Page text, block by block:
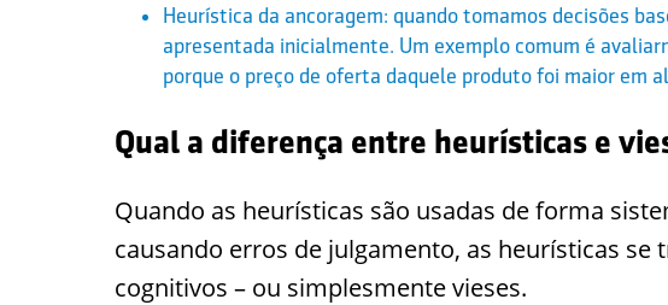
Heurística da ancoragem: quando tomamos decisões
apresentada inicialmente. Um exemplo comum é
porque o preço de oferta daquele produto foi maior em
Qual a diferença entre heurísticas e
Quando as heurísticas são usadas de forma
causando erros de julgamento, as heurísticas se
cognitivos – ou simplesmente vieses.